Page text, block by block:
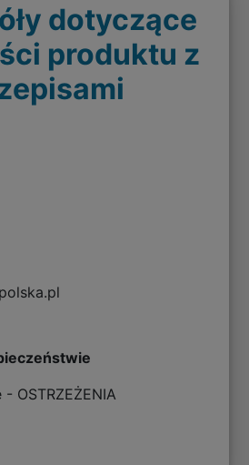
dotyczące
produktu z
OSTRZEŻENIA